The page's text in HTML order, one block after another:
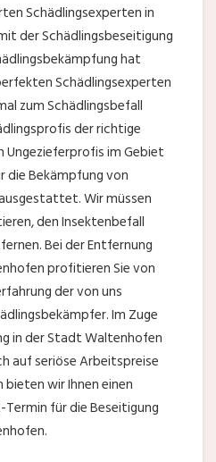
Schädlingsexperten in
der Schädlingsbeseitigung
hat
Schädlingsexperten
zum Schädlingsbefall
der richtige
im Gebiet
die Bekämpfung von
Wir müssen
den Insektenbefall
Bei der Entfernung
profitieren Sie von
der von uns
Im Zuge
in der Stadt Waltenhofen
auf seriöse Arbeitspreise
wir Ihnen einen
für die Beseitigung